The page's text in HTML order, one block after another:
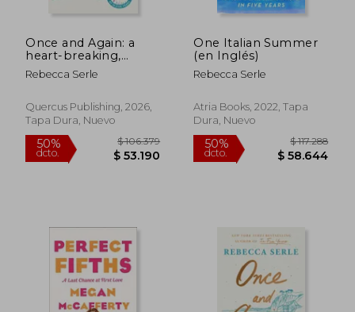
50%
dcto.
$ 97.844 50%
dcto.
Once and Again: a
heart-breaking,
unforgettable novel
of love, family and
Inglés)
Rebecca Serle
Quercus Publishing, 2026,
Tapa Dura, Nuevo
One Italian Summer
(en Inglés)
Rebecca Serle
Atria Books, 2022, Tapa
Dura, Nuevo